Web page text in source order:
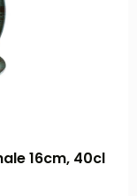
16cm, 40cl